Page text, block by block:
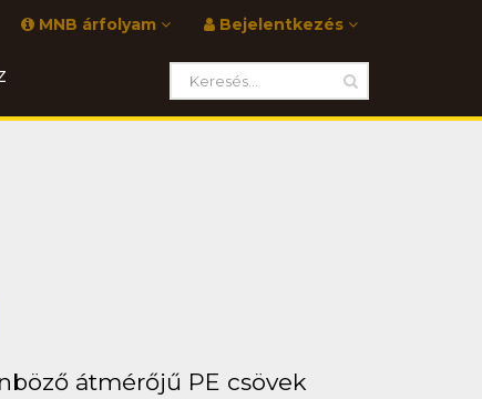
Bejelentkezés
MNB árfolyam
átmérőjű PE csövek